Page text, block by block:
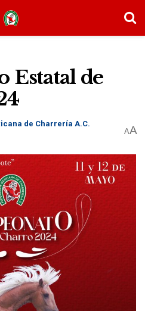
Estatal de
de Charrería A.C.
AA